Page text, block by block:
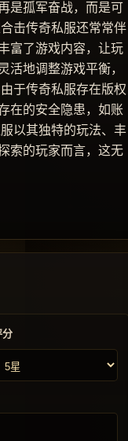
是孤军奋战，而是可
击传奇私服还常常伴
富了游戏内容，让玩
活地调整游戏平衡，
于传奇私服存在版权
在的安全隐患，如账
以其独特的玩法、丰
索的玩家而言，这无
分